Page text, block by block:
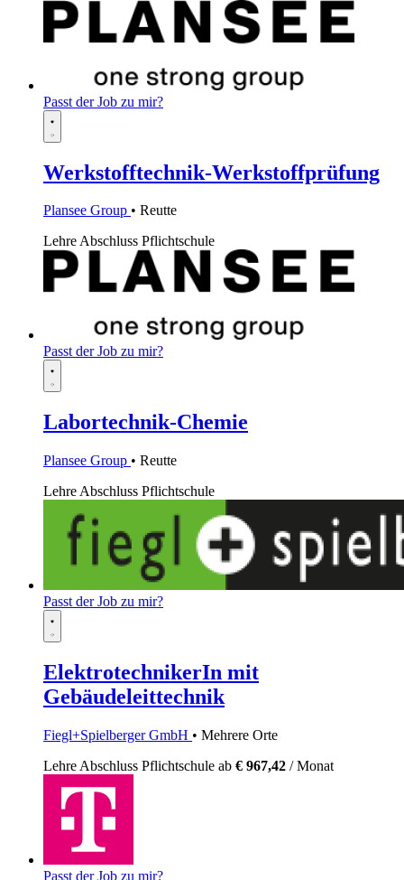
Passt der Job zu mir?
Werkstofftechnik-Werkstoffprüfung
Plansee Group • Reutte
LehreAbschluss Pflichtschule
Passt der Job zu mir?
Labortechnik-Chemie
Plansee Group • Reutte
Lehre Abschluss Pflichtschule
Passt der Job zu mir?
ElektrotechnikerIn mit
Gebäudeleittechnik
Fiegl+Spielberger GmbH • Mehrere Orte
Lehre Abschluss Pflichtschule ab € 967,42 / Monat
Passt der Job zu mir?